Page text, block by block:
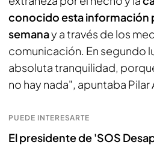
conocido esta información
semanay a través de los
comunicación. En segundo
absoluta tranquilidad,
no hay nada", apuntaba Pilar
PUEDE INTERESARTE
El presidente de 'SOS